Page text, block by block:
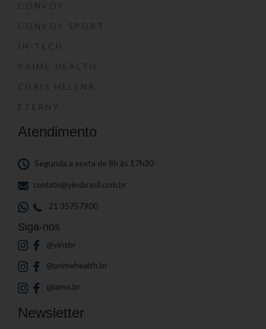
CONVOY
CONVOY SPORT
IN-TECH
PRIME HEALTH
CHRIS HELENA
ETERNY
Atendimento
Segunda a sexta de 8h às 17h30
contato@yinsbrasil.com.br
21 35757900
Siga-nos
@yinsbr
@primehealth.br
@iamo.br
Newsletter